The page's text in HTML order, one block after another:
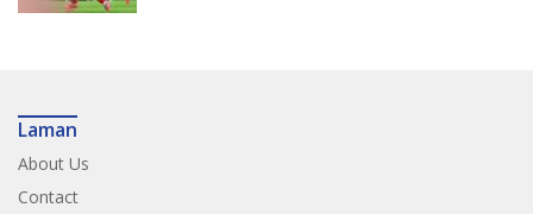
Laman
About Us
Contact